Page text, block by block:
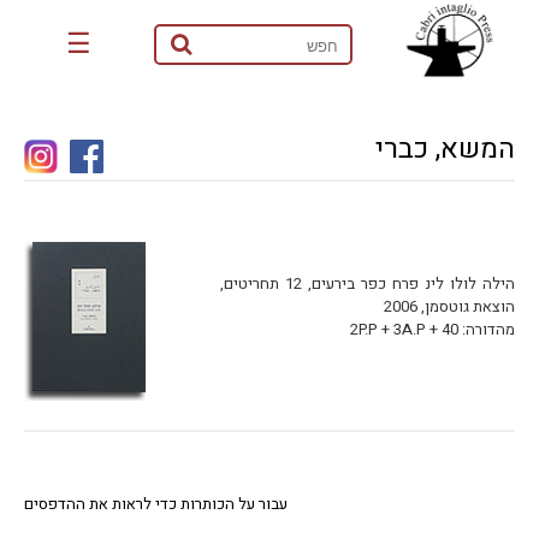
☰
המשא, כברי
הילה לולו לינ פרח כפר בירעים, 12 תחריטים,
הוצאת גוטסמן, 2006
מהדורה: 40 + 2P.P + 3A.P
עבור על הכותרות כדי לראות את ההדפסים